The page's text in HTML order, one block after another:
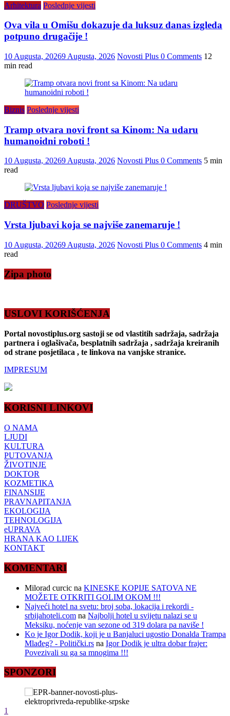
Arhitektura Poslednje vijesti
Ova vila u Omišu dokazuje da luksuz danas izgleda
potpuno drugačije !
10 Augusta, 20269 Augusta, 2026 Novosti Plus 0 Comments 12
min read
Biznis Poslednje vijesti
Tramp otvara novi front sa Kinom: Na udaru
humanoidni roboti !
10 Augusta, 20269 Augusta, 2026 Novosti Plus 0 Comments 5 min
read
DRUŠTVO Poslednje vijesti
Vrsta ljubavi koja se najviše zanemaruje !
10 Augusta, 20269 Augusta, 2026 Novosti Plus 0 Comments 4 min
read
Zipa photo
USLOVI KORIŠĆENJA
Portal novostiplus.org sastoji se od vlastitih sadržaja, sadržaja
partnera i oglašivača, besplatnih sadržaja , sadržaja kreiranih
od strane posjetilaca , te linkova na vanjske stranice.
IMPRESUM
KORISNI LINKOVI
O NAMA
LJUDI
KULTURA
PUTOVANJA
ŽIVOTINJE
DOKTOR
KOZMETIKA
FINANSIJE
PRAVNAPITANJA
EKOLOGIJA
TEHNOLOGIJA
eUPRAVA
HRANA KAO LIJEK
KONTAKT
KOMENTARI
Milorad curcic na KINESKE KOPIJE SATOVA NE
MOŽETE OTKRITI GOLIM OKOM !!!
Najveći hotel na svetu: broj soba, lokacija i rekordi -
srbijahoteli.com na Najbolji hotel u svijetu nalazi se u
Meksiku, noćenje van sezone od 319 dolara pa naviše !
Ko je Igor Dodik, koji je u Banjaluci ugostio Donalda Trampa
Mlađeg? - Politički.rs na Igor Dodik je ultra dobar frajer:
Povezivali su ga sa mnogima !!!
SPONZORI
2